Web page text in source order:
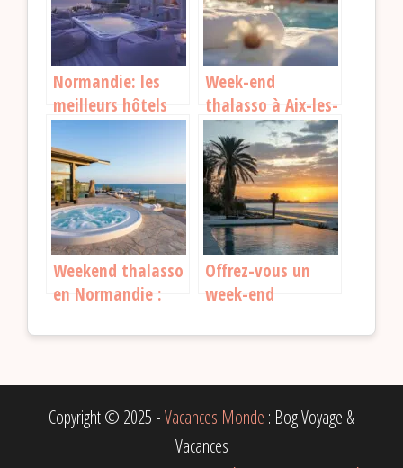
Normandie: les
meilleurs hôtels
spa pour se
détendre
Week-end
thalasso à Aix-les-
Bains : offres tout
compris à prix
canon, foncez !
Weekend thalasso
en Normandie :
être au bord de la
Offrez-vous un
week-end
Occitanie : relax et
Copyright © 2025 -Vacances Monde : Bog Voyage &
Vacances